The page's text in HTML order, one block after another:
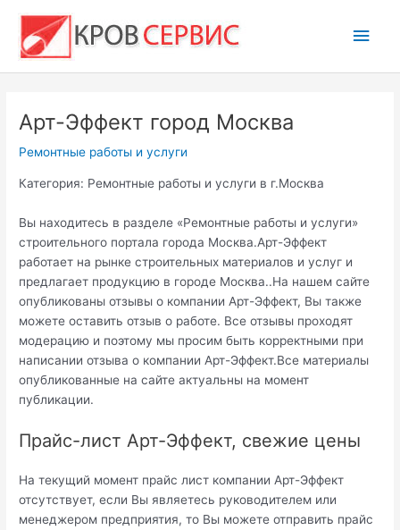
содержимому
Арт-Эффект город Москва
Ремонтные работы и услуги
Категория: Ремонтные работы и услуги в г.Москва
Вы находитесь в разделе «Ремонтные работы и услуги»
строительного портала города Москва.Арт-Эффект
работает на рынке строительных материалов и услуг и
предлагает продукцию в городе Москва..На нашем сайте
опубликованы отзывы о компании Арт-Эффект, Вы также
можете оставить отзыв о работе. Все отзывы проходят
модерацию и поэтому мы просим быть корректными при
написании отзыва о компании Арт-Эффект.Все материалы
опубликованные на сайте актуальны на момент
публикации.
Прайс-лист Арт-Эффект, свежие цены
На текущий момент прайс лист компании Арт-Эффект
отсутствует, если Вы являетесь руководителем или
менеджером предприятия, то Вы можете отправить прайс